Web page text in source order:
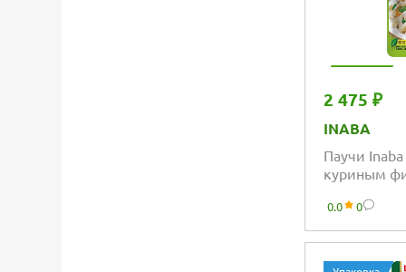
2 475 ₽
INABA
Паучи
куриным
0.0 0